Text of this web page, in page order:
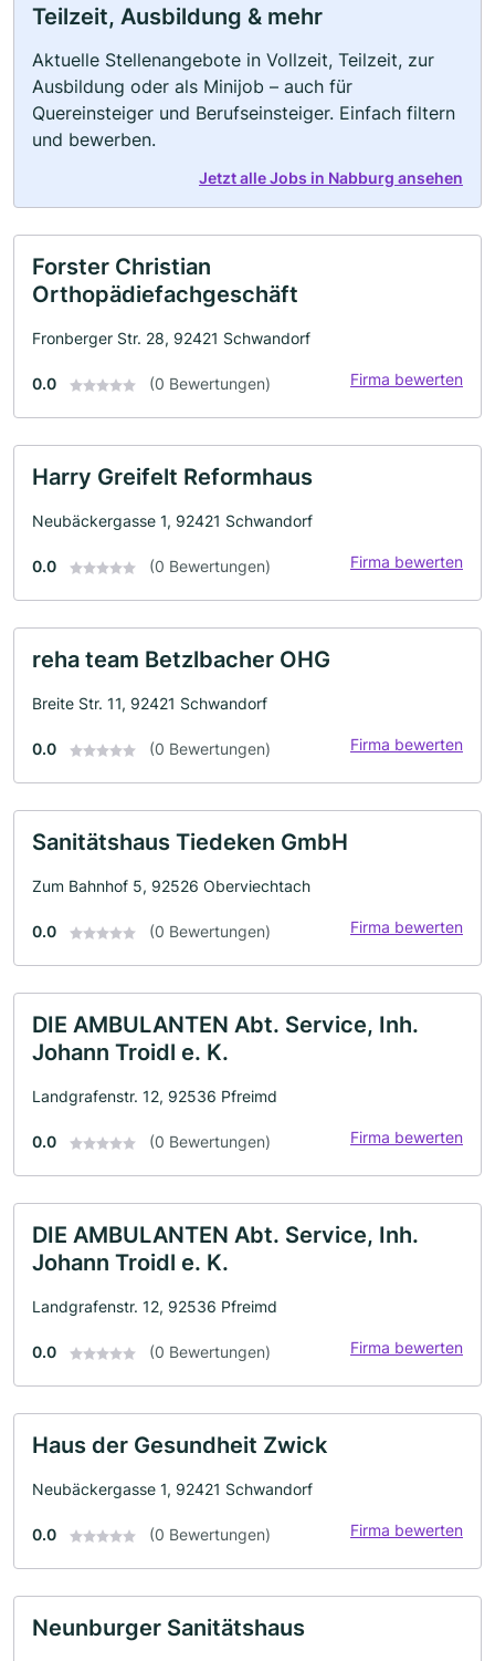
Teilzeit, Ausbildung & mehr
Aktuelle Stellenangebote in Vollzeit, Teilzeit, zur
Ausbildung oder als Minijob – auch für
Quereinsteiger und Berufseinsteiger. Einfach filtern
und bewerben.
Jetzt alle Jobs in Nabburg ansehen
Forster Christian
Orthopädiefachgeschäft
Fronberger Str. 28, 92421 Schwandorf
0.0 (0 Bewertungen) Firma bewerten
Harry Greifelt Reformhaus
Neubäckergasse 1, 92421 Schwandorf
0.0 (0 Bewertungen) Firma bewerten
reha team Betzlbacher OHG
Breite Str. 11, 92421 Schwandorf
0.0 (0 Bewertungen) Firma bewerten
Sanitätshaus Tiedeken GmbH
Zum Bahnhof 5, 92526 Oberviechtach
0.0 (0 Bewertungen) Firma bewerten
DIE AMBULANTEN Abt. Service, Inh.
Johann Troidl e. K.
Landgrafenstr. 12, 92536 Pfreimd
0.0 (0 Bewertungen) Firma bewerten
DIE AMBULANTEN Abt. Service, Inh.
Johann Troidl e. K.
Landgrafenstr. 12, 92536 Pfreimd
0.0 (0 Bewertungen) Firma bewerten
Haus der Gesundheit Zwick
Neubäckergasse 1, 92421 Schwandorf
0.0 (0 Bewertungen) Firma bewerten
Neunburger Sanitätshaus